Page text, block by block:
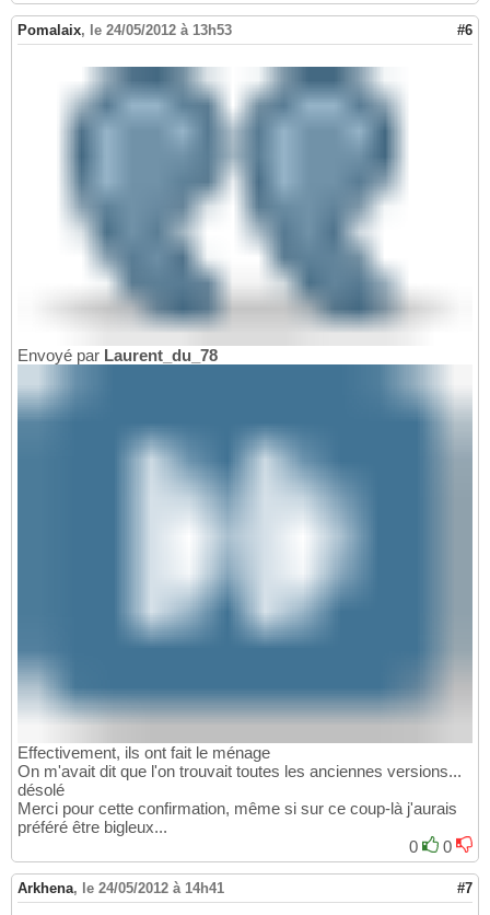
Pomalaix, le 24/05/2012 à 13h53 #6
Envoyé par Laurent_du_78
Effectivement, ils ont fait le ménage
On m'avait dit que l'on trouvait toutes les anciennes versions...
désolé
Merci pour cette confirmation, même si sur ce coup-là j'aurais
préféré être bigleux...
0
0
Arkhena, le 24/05/2012 à 14h41 #7